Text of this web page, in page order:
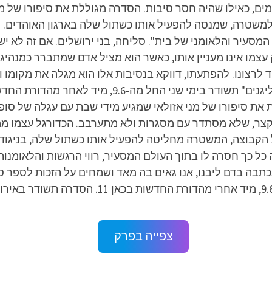
כאילו שהיה חסר סיבות. הסדרה מגוללת את סיפורו של
למשטרה, שמנסה להפעיל אותו כשתול שלה בארגון
והלאומני של בית". סליחה, בני ירושלים. אם זה לא
אינו מעניין אותו, כאשר הוא מציל אדם שמתברר
להפתעתו, דווקא בנסיבות אלו הוא מגלה את
סיפורו של מני אזולאי שמגיע מידי שבת עם עגלה של
שלא מסתדר עם מסגרות ולא מתערבב. הכדורגל עצמו
המשטרה מחליטה להפעיל אותו כשתול שלה,
כך חסרה לו בתוך העולם המסעיר, רווי הרגשות
בדם ליבנו, אנו גאים בה מאד ושמחים על הזכות
צפייה בפרק